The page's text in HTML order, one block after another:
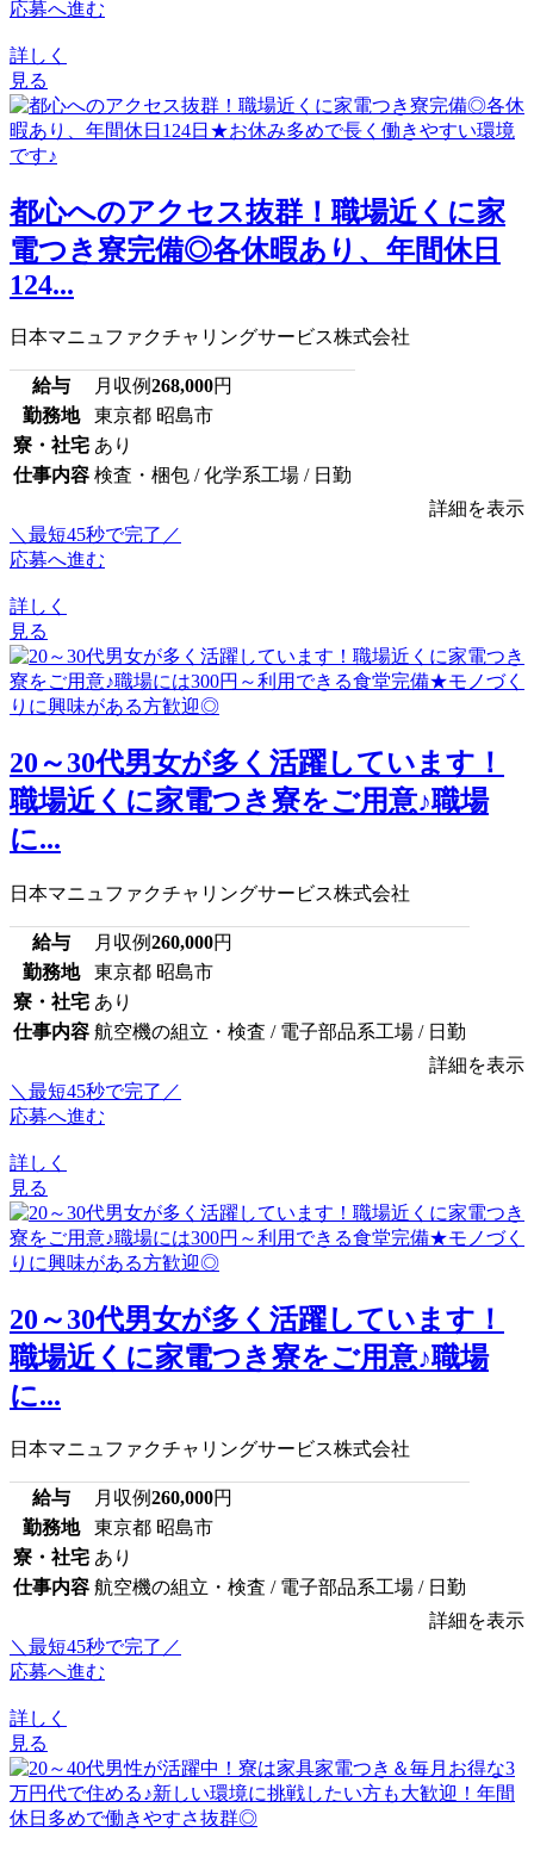
応募へ進む
詳しく
見る
都心へのアクセス抜群！職場近くに家
電つき寮完備◎各休暇あり、年間休日
124...
日本マニュファクチャリングサービス株式会社
給与 月収例268,000円
勤務地
東京都 昭島市
寮・社宅 あり
仕事内容 検査・梱包 / 化学系工場 / 日勤
詳細を表示
＼最短45秒で完了／
応募へ進む
詳しく
見る
20～30代男女が多く活躍しています！
職場近くに家電つき寮をご用意♪職場
に...
日本マニュファクチャリングサービス株式会社
給与 月収例260,000円
勤務地
東京都 昭島市
寮・社宅 あり
仕事内容 航空機の組立・検査 / 電子部品系工場 / 日勤
詳細を表示
＼最短45秒で完了／
応募へ進む
詳しく
見る
20～30代男女が多く活躍しています！
職場近くに家電つき寮をご用意♪職場
に...
日本マニュファクチャリングサービス株式会社
給与 月収例260,000円
勤務地
東京都 昭島市
寮・社宅 あり
仕事内容 航空機の組立・検査 / 電子部品系工場 / 日勤
詳細を表示
＼最短45秒で完了／
応募へ進む
詳しく
見る